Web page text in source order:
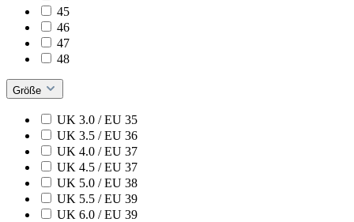
45
46
47
48
Größe
UK 3.0 / EU 35
UK 3.5 / EU 36
UK 4.0 / EU 37
UK 4.5 / EU 37
UK 5.0 / EU 38
UK 5.5 / EU 39
UK 6.0 / EU 39